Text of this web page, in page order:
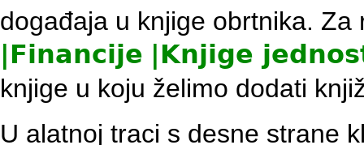
događaja u knjige obrtnika.
Financije
Knjige
knjige u koju želimo dodati
U alatnoj traci s desne strane